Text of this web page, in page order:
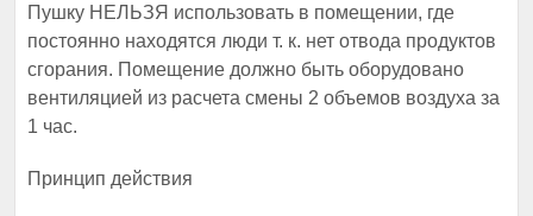
Пушку НЕЛЬЗЯ использовать в помещении, где
постоянно находятся люди т. к. нет отвода продуктов
сгорания. Помещение должно быть оборудовано
вентиляцией из расчета смены 2 объемов воздуха за
1 час.
Принцип действия